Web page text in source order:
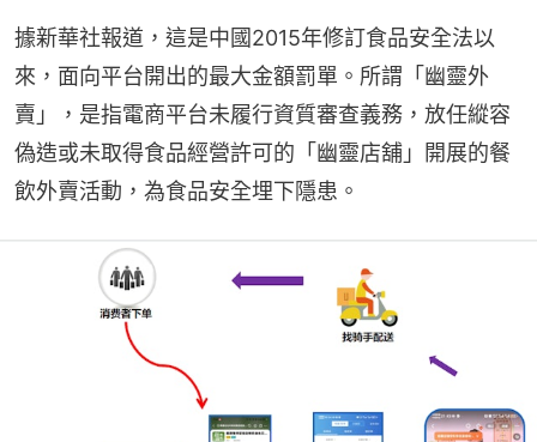
據新華社報道，這是中國2015年修訂食品安全法以
來，面向平台開出的最大金額罰單。所謂「幽靈外
賣」，是指電商平台未履行資質審查義務，放任縱容
偽造或未取得食品經營許可的「幽靈店舖」開展的餐
飲外賣活動，為食品安全埋下隱患。